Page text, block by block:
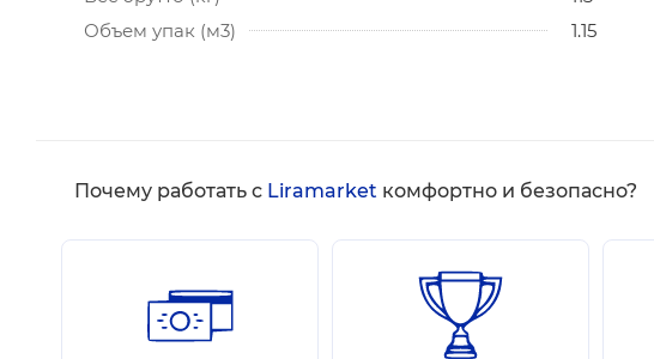
Объем упак (м3)
1.15
Почему работать с Liramarket комфортно и безопасно?